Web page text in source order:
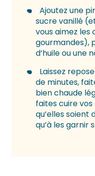
Ajoutez une
sucre vanillé
vous aimez les
gourmandes),
d’huile ou une
Laissez
de minutes,
bien chaude
faites cuire vos
qu’elles soient
qu’à les garnir